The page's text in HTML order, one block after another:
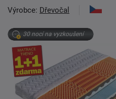
Výrobce: Dřevočal
30 nocí na vyzkoušení